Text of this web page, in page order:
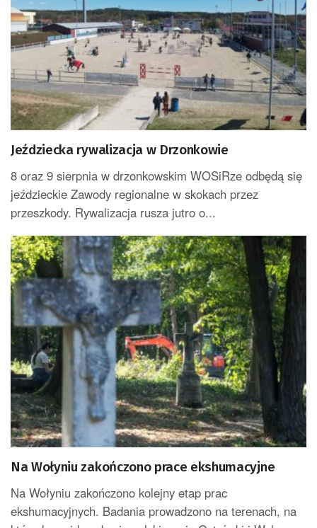
Jeździecka rywalizacja w Drzonkowie
8 oraz 9 sierpnia w drzonkowskim WOSiRze odbędą się
jeździeckie Zawody regionalne w skokach przez
przeszkody. Rywalizacja rusza jutro o...
Na Wołyniu zakończono prace ekshumacyjne
Na Wołyniu zakończono kolejny etap prac
ekshumacyjnych. Badania prowadzono na terenach, na